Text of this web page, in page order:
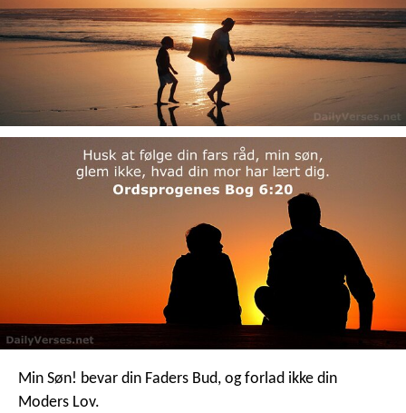
Min Søn! bevar din Faders Bud, og forlad ikke din
Moders Lov.